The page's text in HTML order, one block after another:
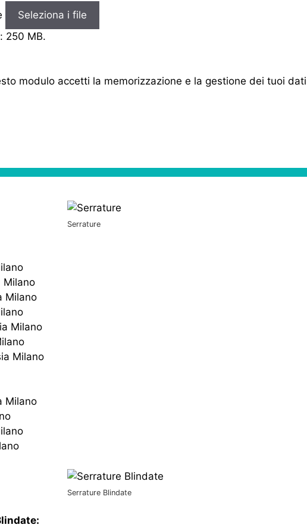
Seleziona i file
250 MB.
modulo accetti la memorizzazione e la gestione dei tuoi
Serrature
Milano
Milano
Milano
Milano
Milano
Serrature Blindate